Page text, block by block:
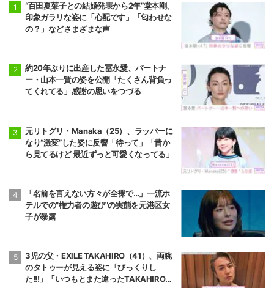
“百田夏菜子との結婚発表から2年”堂本剛、
印象ガラリな姿に「心配です」「匂わせな
の？」などさまざまな声
約20年ぶりに出産した冨永愛、パートナ
ー・山本一賢の姿を公開「たくさん背負っ
てくれてる」感謝の思いをつづる
元リトグリ・Manaka（25）、ラッパーに
なり“激変”した姿に反響「待って」「昔か
ら見てるけど 最近ずっと可愛くなってる」
「名前を言えない方々が全裸で…」一流ホ
テルでの"権力者の遊び"の実態を元港区女
子が暴露
3児の父・EXILE TAKAHIRO（41）、両腕
のタトゥーが見える姿に「びっくりし
た!!!」「いつもとまた違ったTAKAHIROさ